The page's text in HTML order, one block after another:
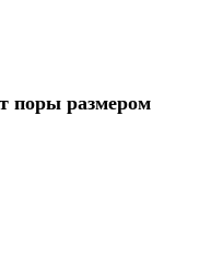
поры размером